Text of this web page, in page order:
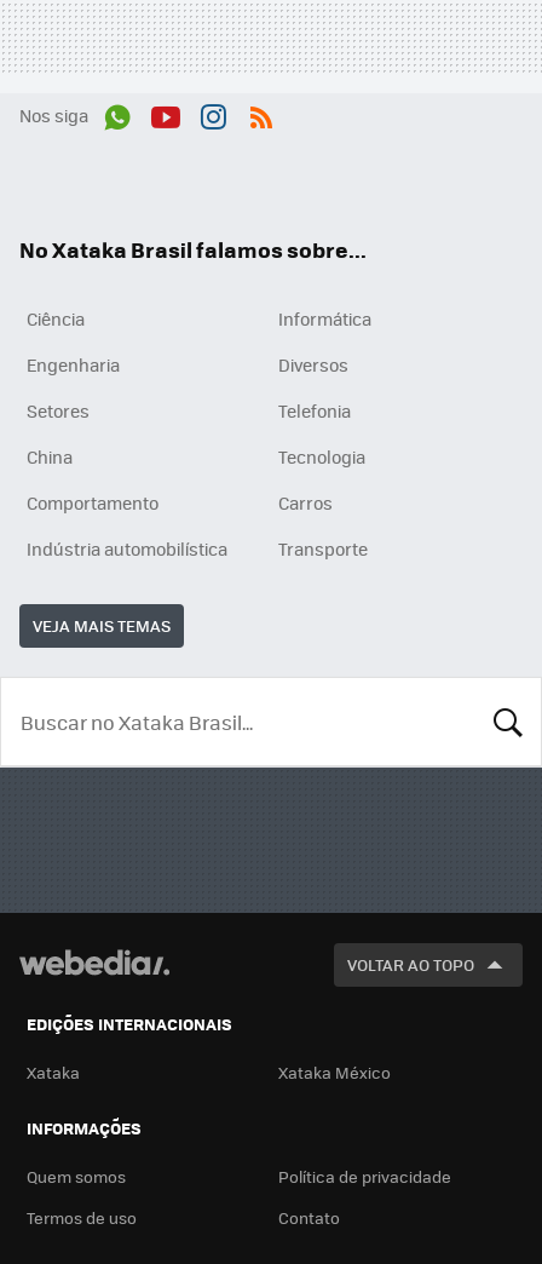
Nos siga
No Xataka Brasil falamos sobre...
Ciência
Informática
Engenharia
Diversos
Setores
Telefonia
China
Tecnologia
Comportamento
Carros
Indústria automobilística
Transporte
VEJA MAIS TEMAS
VOLTAR AO TOPO
EDIÇÕES INTERNACIONAIS
Xataka Xataka México
INFORMAÇÕES
Quem somos
Política de privacidade
Termos de uso
Contato